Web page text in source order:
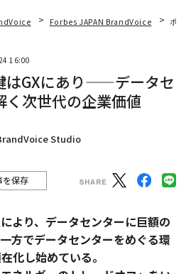
Forbes JAPAN BrandVoice ポス
16:00
はGXにあり——データセ
く次世代の企業価値
Studio
を保存
より、データセンターに巨額の
方でデータセンターをめぐる環
化し始めている。